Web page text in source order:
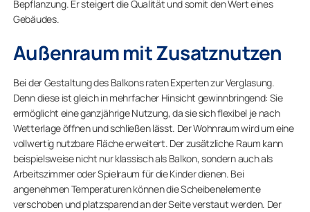
Bepflanzung. Er steigert die Qualität und somit den Wert eines
Gebäudes.
Außenraum mit Zusatznutzen
Bei der Gestaltung des Balkons raten Experten zur Verglasung.
Denn diese ist gleich in mehrfacher Hinsicht gewinnbringend: Sie
ermöglicht eine ganzjährige Nutzung, da sie sich flexibel je nach
Wetterlage öffnen und schließen lässt. Der Wohnraum wird um eine
vollwertig nutzbare Fläche erweitert. Der zusätzliche Raum kann
beispielsweise nicht nur klassisch als Balkon, sondern auch als
Arbeitszimmer oder Spielraum für die Kinder dienen. Bei
angenehmen Temperaturen können die Scheibenelemente
verschoben und platzsparend an der Seite verstaut werden. Der